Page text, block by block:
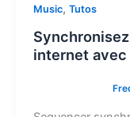
Music, Tutos
internet avec